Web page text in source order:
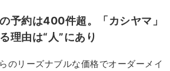
予約は400件超。「カシヤマ」
理由は“人”にあり
のリーズナブルな価格でオーダーメイ